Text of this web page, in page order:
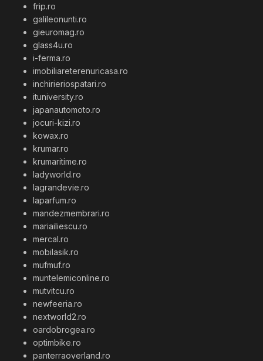
frip.ro
galileonunti.ro
gieuromag.ro
glass4u.ro
i-ferma.ro
imobiliareterenuricasa.ro
inchirieriospatari.ro
ituniversity.ro
japanautomoto.ro
jocuri-kizi.ro
kowax.ro
krumar.ro
krumaritime.ro
ladyworld.ro
lagrandevie.ro
laparfum.ro
mandezmembrari.ro
mariailiescu.ro
mercal.ro
mobilasik.ro
mufmuf.ro
muntelemiconline.ro
mutvitcu.ro
newfeeria.ro
nextworld2.ro
oardobrogea.ro
optimbike.ro
panterraoverland.ro